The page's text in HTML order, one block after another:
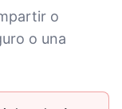
o
o una